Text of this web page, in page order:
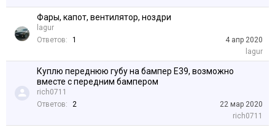
Фары, капот, вентилятор, ноздри
lagur
Ответов:
1
4 апр 2020
lagur
Куплю переднюю губу на бампер E39, возможно
вместе с передним бампером
rich0711
Ответов:
2
22 мар 2020
rich0711